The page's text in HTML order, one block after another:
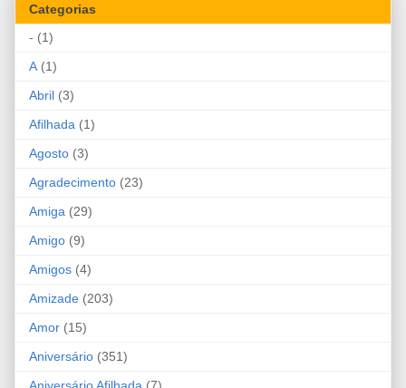
Categorias
- (1)
A (1)
Abril (3)
Afilhada (1)
Agosto (3)
Agradecimento (23)
Amiga (29)
Amigo (9)
Amigos (4)
Amizade (203)
Amor (15)
Aniversário (351)